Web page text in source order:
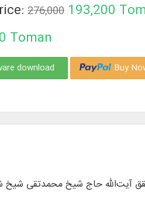
276,000 193,200
Toman
download
Buy